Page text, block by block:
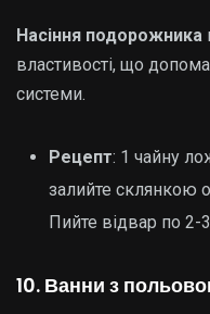
Насіння подорожника
властивості, що
системи.
Рецепт: 1 чайну
залийте склянкою
Пийте відвар по 2-
10. Ванни з